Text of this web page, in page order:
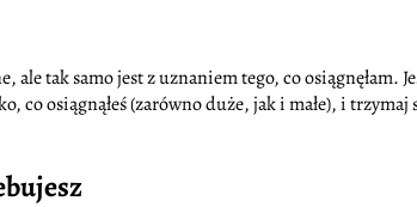
tak samo jest z uznaniem tego, co
osiągnąłeś (zarówno duże, jak i małe), i